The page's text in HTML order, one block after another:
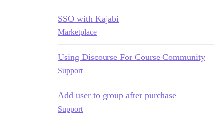
SSO with Kajabi
Marketplace
Using Discourse For Course Community
Support
Add user to group after purchase
Support